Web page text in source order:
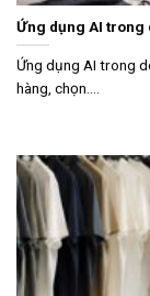
Ứng dụng AI trong
Ứng dụng AI trong
hàng, chọn....